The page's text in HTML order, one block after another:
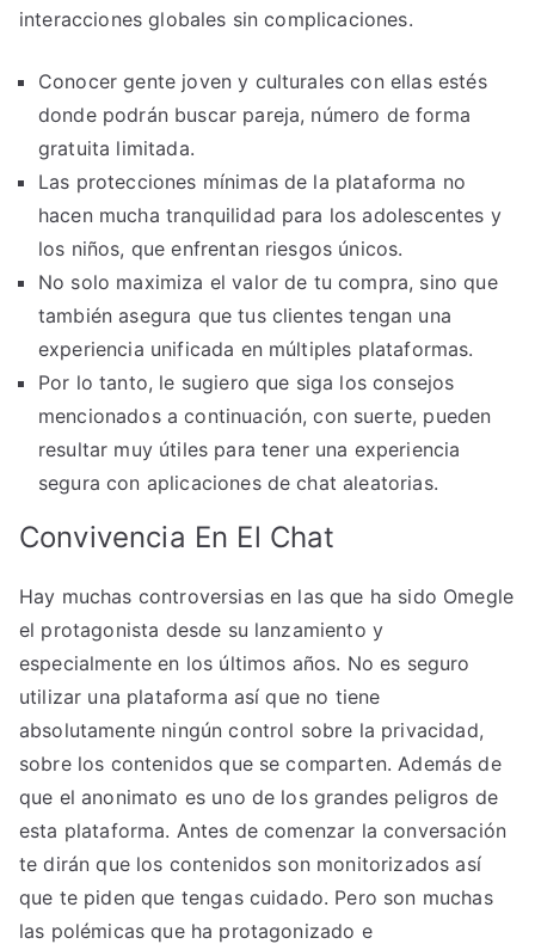
interacciones globales sin complicaciones.
Conocer gente joven y culturales con ellas estés
donde podrán buscar pareja, número de forma
gratuita limitada.
Las protecciones mínimas de la plataforma no
hacen mucha tranquilidad para los adolescentes y
los niños, que enfrentan riesgos únicos.
No solo maximiza el valor de tu compra, sino que
también asegura que tus clientes tengan una
experiencia unificada en múltiples plataformas.
Por lo tanto, le sugiero que siga los consejos
mencionados a continuación, con suerte, pueden
resultar muy útiles para tener una experiencia
segura con aplicaciones de chat aleatorias.
Convivencia En El Chat
Hay muchas controversias en las que ha sido Omegle
el protagonista desde su lanzamiento y
especialmente en los últimos años. No es seguro
utilizar una plataforma así que no tiene
absolutamente ningún control sobre la privacidad,
sobre los contenidos que se comparten. Además de
que el anonimato es uno de los grandes peligros de
esta plataforma. Antes de comenzar la conversación
te dirán que los contenidos son monitorizados así
que te piden que tengas cuidado. Pero son muchas
las polémicas que ha protagonizado e